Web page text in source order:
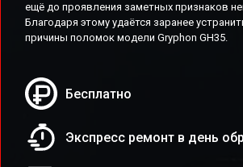
ещё до проявления заметных признаков
Благодаря этому удаётся заранее
причины поломок модели Gryphon GH35.
Бесплатно
Экспресс ремонт в день